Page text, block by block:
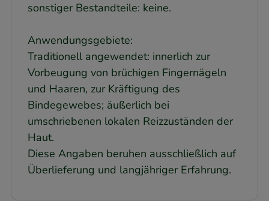
sonstiger Bestandteile: keine.
Anwendungsgebiete:
Traditionell angewendet: innerlich zur
Vorbeugung von brüchigen Fingernägeln
und Haaren, zur Kräftigung des
Bindegewebes; äußerlich bei
umschriebenen lokalen Reizzuständen der
Haut.
Diese Angaben beruhen ausschließlich auf
Überlieferung und langjähriger Erfahrung.